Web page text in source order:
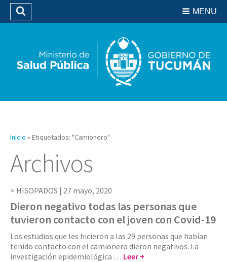
Biblioteca
MENU
Buscar
Inicio » Etiquetados: "Camionero"
Archivos
HISOPADOS | 27 mayo, 2020
Dieron negativo todas las personas que
tuvieron contacto con el joven con Covid-19
Los estudios que les hicieron a las 29 personas que habían
tenido contacto con el camionero dieron negativos. La
investigación epidemiológica … Leer +